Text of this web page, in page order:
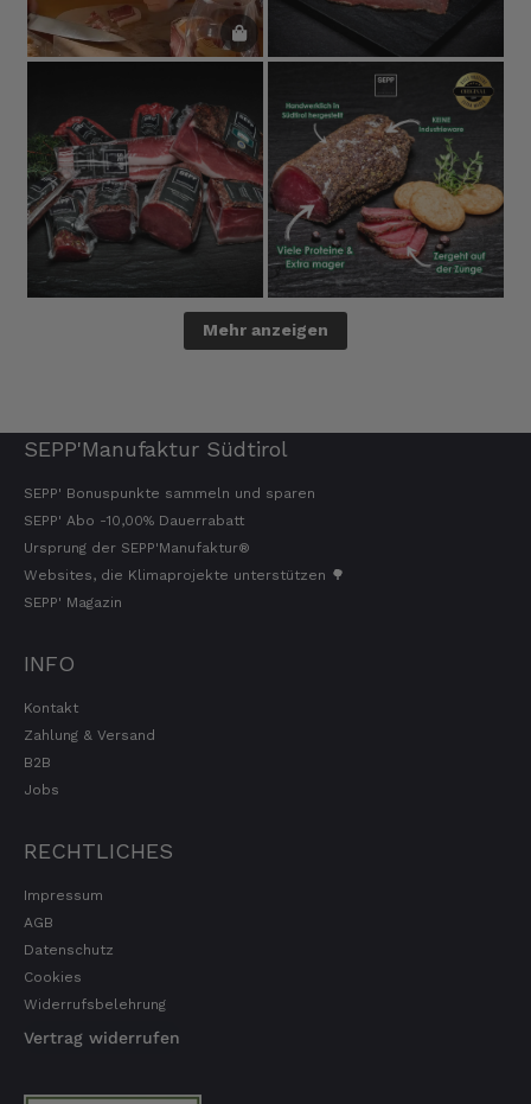
Mehr anzeigen
SEPP'Manufaktur Südtirol
SEPP' Bonuspunkte sammeln und sparen
SEPP' Abo -10,00% Dauerrabatt
Ursprung der SEPP'Manufaktur®
Websites, die Klimaprojekte unterstützen 🌳
SEPP' Magazin
INFO
Kontakt
Zahlung & Versand
B2B
Jobs
RECHTLICHES
Impressum
AGB
Datenschutz
Cookies
Widerrufsbelehrung
Vertrag widerrufen